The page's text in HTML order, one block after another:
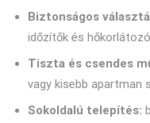
Biztonságos
időzítők és
Tiszta és csendes
vagy kisebb apartman
Sokoldalú telepítés: